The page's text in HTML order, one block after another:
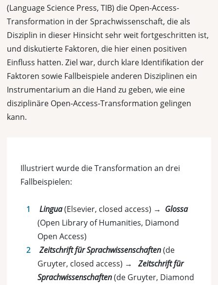
(Language Science Press, TIB) die Open-Access-
Transformation in der Sprachwissenschaft, die als
Disziplin in dieser Hinsicht sehr weit fortgeschritten ist,
und diskutierte Faktoren, die hier einen positiven
Einfluss hatten. Ziel war, durch klare Identifikation der
Faktoren sowie Fallbeispiele anderen Disziplinen ein
Instrumentarium an die Hand zu geben, wie eine
disziplinäre Open-Access-Transformation gelingen
kann.
Illustriert wurde die Transformation an drei
Fallbeispielen:
Lingua(Elsevier, closed access) → Glossa
(Open Library of Humanities, Diamond
Open Access)
Zeitschrift für Sprachwissenschaften(de
Gruyter, closed access) → Zeitschrift für
Sprachwissenschaften(de Gruyter, Diamond